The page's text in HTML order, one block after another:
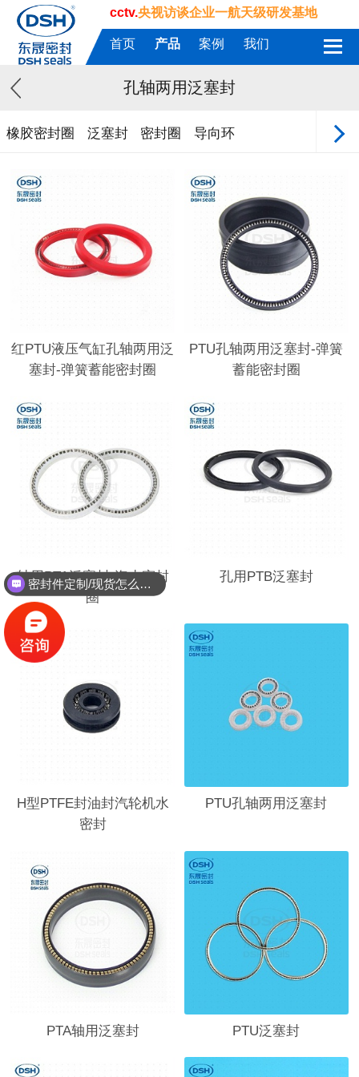
cctv.央视访谈企业一航天级研发基地
首页 产品 案例 我们
孔轴两用泛塞封
橡胶密封圈 泛塞封 密封圈 导向环
红PTU液压气缸孔轴两用泛
塞封-弹簧蓄能密封圈
PTU孔轴两用泛塞封-弹簧
蓄能密封圈
轴用PTA泛塞封-海水密封
圈
孔用PTB泛塞封
H型PTFE封油封汽轮机水
密封
PTU孔轴两用泛塞封
PTA轴用泛塞封 PTU泛塞封
密封件定制/现货怎么报价，起订量多少？